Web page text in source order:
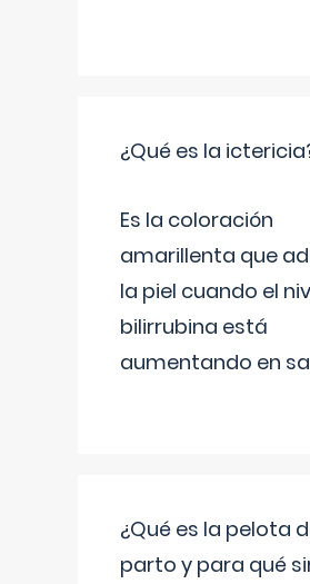
¿Qué es la
Es la coloración
amarillenta que
la piel cuando el
bilirrubina está
aumentando en
¿Qué es la pelota
parto y para qué